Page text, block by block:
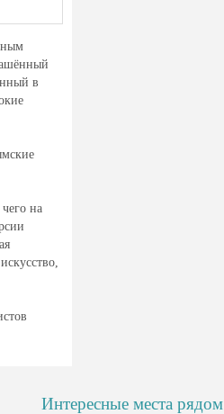
в
на
Интересные места рядом